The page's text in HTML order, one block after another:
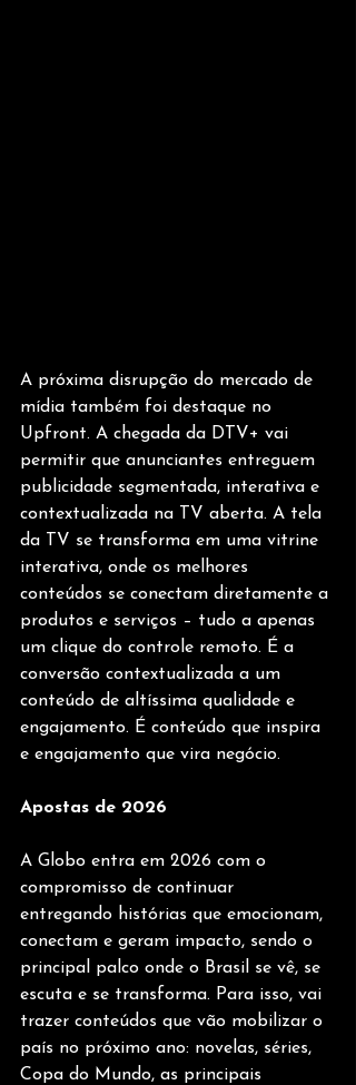
A próxima disrupção do mercado de
mídia também foi destaque no
Upfront. A chegada da DTV+ vai
permitir que anunciantes entreguem
publicidade segmentada, interativa e
contextualizada na TV aberta. A tela
da TV se transforma em uma vitrine
interativa, onde os melhores
conteúdos se conectam diretamente a
produtos e serviços – tudo a apenas
um clique do controle remoto. É a
conversão contextualizada a um
conteúdo de altíssima qualidade e
engajamento. É conteúdo que inspira
e engajamento que vira negócio.
Apostas de 2026
A Globo entra em 2026 com o
compromisso de continuar
entregando histórias que emocionam,
conectam e geram impacto, sendo o
principal palco onde o Brasil se vê, se
escuta e se transforma. Para isso, vai
trazer conteúdos que vão mobilizar o
país no próximo ano: novelas, séries,
Copa do Mundo, as principais